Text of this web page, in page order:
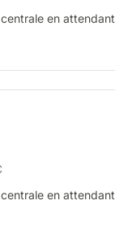
en attendant
en attendant